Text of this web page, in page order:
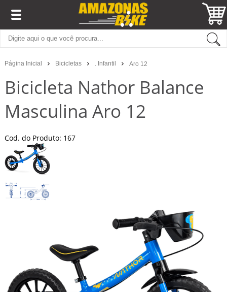
Página Inicial Bicicletas . Infantil Aro 12
Bicicleta Nathor Balance
Masculina Aro 12
Cod. do Produto: 167